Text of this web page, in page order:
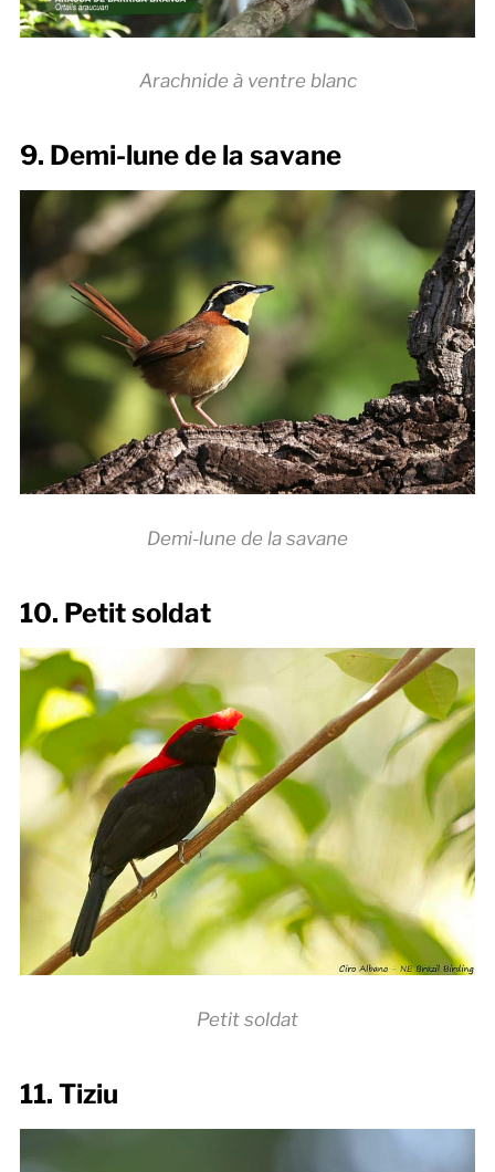
Arachnide à ventre blanc
9. Demi-lune de la savane
Demi-lune de la savane
10. Petit soldat
Petit soldat
11. Tiziu